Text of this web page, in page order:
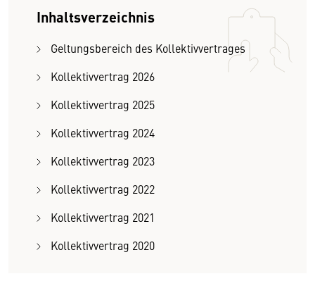
Inhaltsverzeichnis
Geltungsbereich des Kollektivvertrages
Kollektivvertrag 2026
Kollektivvertrag 2025
Kollektivvertrag 2024
Kollektivvertrag 2023
Kollektivvertrag 2022
Kollektivvertrag 2021
Kollektivvertrag 2020